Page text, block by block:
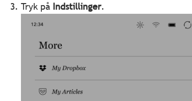
Tryk på Indstillinger.